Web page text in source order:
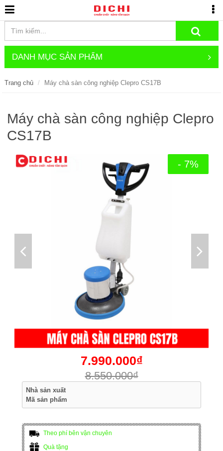
DANH MỤC SẢN PHẨM
Trang chủ Máy chà sàn công nghiệp Clepro CS17B
Máy chà sàn công nghiệp Clepro
CS17B
- 7%
7.990.000₫
8.550.000₫
Nhà sản xuất
Mã sản phẩm
Theo phí bên vận chuyên
Quà tặng